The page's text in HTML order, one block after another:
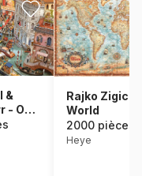
&
- O
Rajko Zigic -
World
2000 pièces
Heye